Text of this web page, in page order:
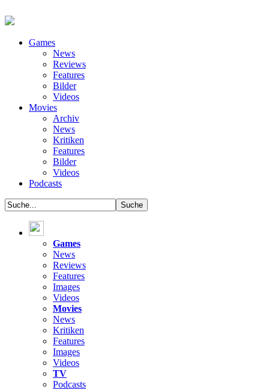
Games
News
Reviews
Features
Bilder
Videos
Movies
Archiv
News
Kritiken
Features
Bilder
Videos
Podcasts
Games
News
Reviews
Features
Images
Videos
Movies
News
Kritiken
Features
Images
Videos
TV
Podcasts